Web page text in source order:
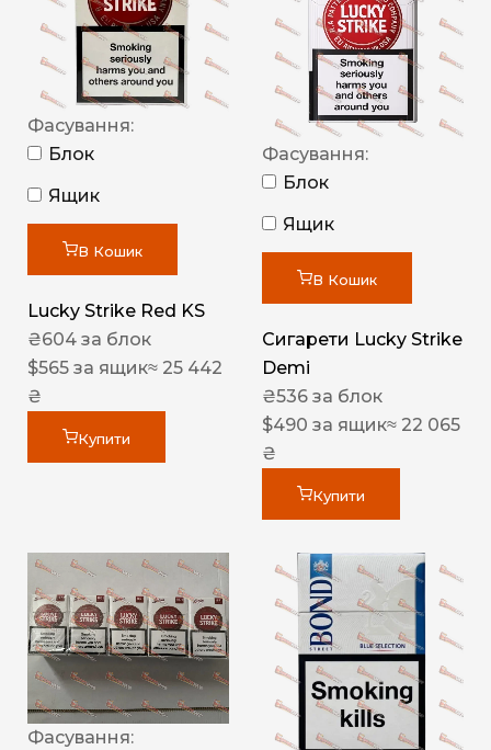
Фасування:
Блок
Ящик
В Кошик
Lucky Strike Red KS
₴604 за блок
$565 за ящик≈ 25 442
₴
Купити
Фасування:
Блок
Ящик
В Кошик
Сигарети Lucky Strike
Demi
₴536 за блок
$490 за ящик≈ 22 065
₴
Купити
Фасування: